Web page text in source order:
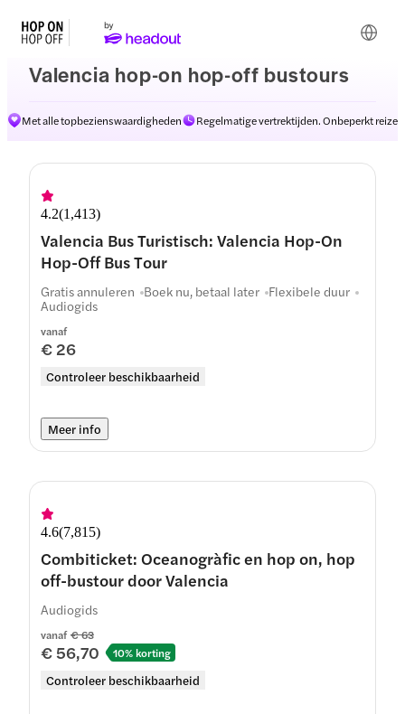
Valencia hop-on hop-off bustours
Met alle topbezienswaardigheden Regelmatige vertrektijden. Onbeperkt reizen
Routes
4.2(1,413)
Valencia Bus Turistisch: Valencia Hop-On
Hop-Off Bus Tour
vanaf
€ 26
Controleer beschikbaarheid
Gratis annuleren Boek nu, betaal later Flexibele duur
Audiogids
Meer info
4.6(7,815)
Combiticket: Oceanogràfic en hop on, hop
off-bustour door Valencia
vanaf € 63
€ 56,70 10% korting
Controleer beschikbaarheid
Audiogids